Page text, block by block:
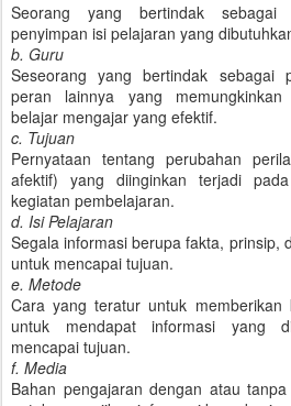
Seorang yang bertindak sebagai
penyimpan isi pelajaran yang
b. Guru
Seseorang yang bertindak sebagai
peran lainnya yang memungkinkan
belajar mengajar yang efektif.
c. Tujuan
Pernyataan tentang perubahan
afektif) yang diinginkan terjadi
kegiatan pembelajaran.
d. Isi Pelajaran
Segala informasi berupa fakta, prinsip,
untuk mencapai tujuan.
e. Metode
Cara yang teratur untuk memberikan
untuk mendapat informasi yang
mencapai tujuan.
f. Media
Bahan pengajaran dengan atau